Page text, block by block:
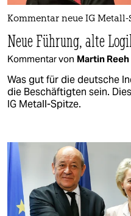
Kommentar neue IG Metall-
Neue Führung, alte
Kommentar von Martin Reeh
Was gut für die deutsche
die Beschäftigten sein.
IG Metall-Spitze.